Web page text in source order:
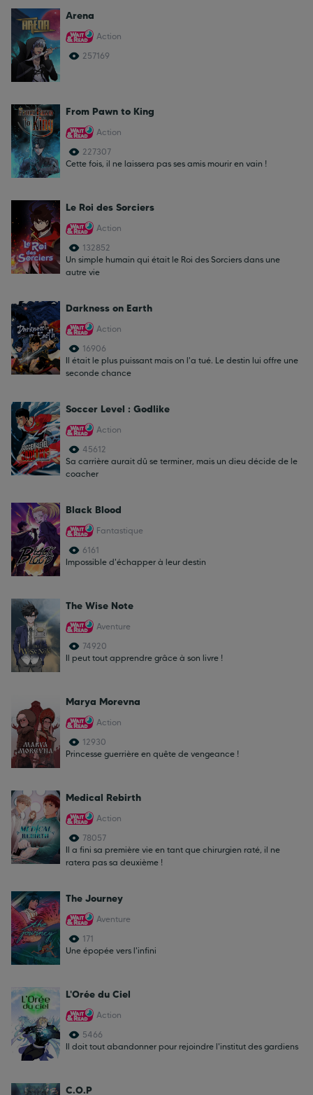
Arena
Action
257169
From Pawn to King
Action
227307
Cette fois, il ne laissera pas ses amis mourir en vain !
Le Roi des Sorciers
Action
132852
Un simple humain qui était le Roi des Sorciers dans une
autre vie
Darkness on Earth
Action
16906
Il était le plus puissant mais on l'a tué. Le destin lui offre une
seconde chance
Soccer Level : Godlike
Action
45612
Sa carrière aurait dû se terminer, mais un dieu décide de le
coacher
Black Blood
Fantastique
6161
Impossible d'échapper à leur destin
The Wise Note
Aventure
74920
Il peut tout apprendre grâce à son livre !
Marya Morevna
Action
12930
Princesse guerrière en quête de vengeance !
Medical Rebirth
Action
78057
Il a fini sa première vie en tant que chirurgien raté, il ne
ratera pas sa deuxième !
The Journey
Aventure
171
Une épopée vers l'infini
L'Orée du Ciel
Action
5466
Il doit tout abandonner pour rejoindre l'institut des gardiens
C.O.P